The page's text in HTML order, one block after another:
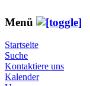
Menü
Startseite
Suche
Kontaktiere uns
Kalender